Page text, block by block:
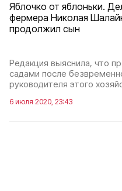
Яблочко от яблоньки.
фермера Николая
продолжил сын
Редакция выяснила, что
садами после
руководителя этого
6 июля 2020, 23:43